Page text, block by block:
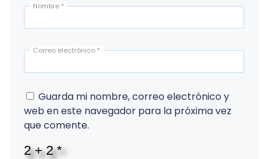
Nombre *
Correo electrónico *
Guarda mi nombre, correo electrónico y
web en este navegador para la próxima vez
que comente.